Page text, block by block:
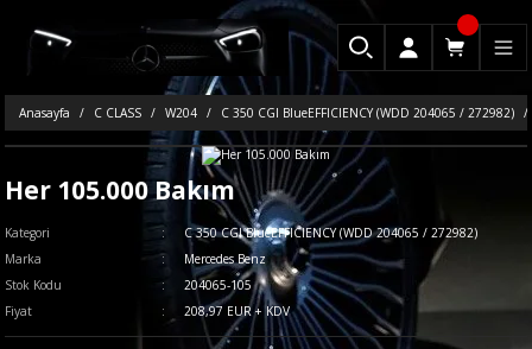
Anasayfa C CLASS W204 C 350 CGI BlueEFFICIENCY (WDD 204065 / 272982)
Her 105.000 Bakım
Kategori
C 350 CGI BlueEFFICIENCY (WDD 204065 / 272982)
Marka
Mercedes Benz
Stok Kodu
204065-105
Fiyat
208,97 EUR + KDV